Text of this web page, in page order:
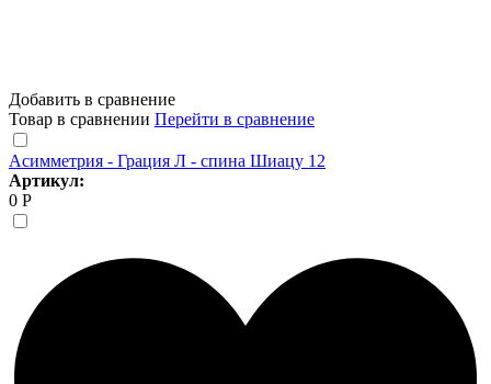
Добавить в сравнение
Товар в сравнении Перейти в сравнение
Асимметрия - Грация Л - спина Шиацу 12
Артикул:
0 Р